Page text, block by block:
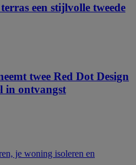
een stijlvolle tweede
twee Red Dot Design
in ontvangst
je woning isoleren en